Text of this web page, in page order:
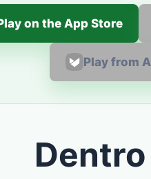
on the App Store
Play from